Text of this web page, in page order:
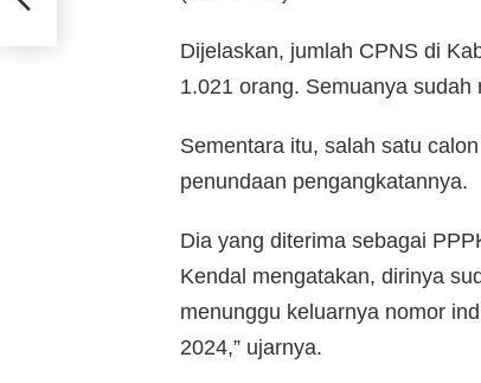
Dijelaskan, jumlah CPNS di
1.021 orang. Semuanya
Sementara itu, salah satu
penundaan pengangkatannya.
Dia yang diterima sebagai
Kendal mengatakan, dirinya
menunggu keluarnya nomor
2024,” ujarnya.